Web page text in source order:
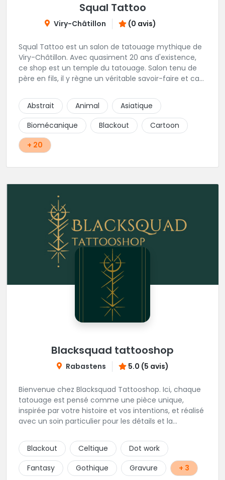
Squal Tattoo
Viry-Châtillon (0 avis)
Squal Tattoo est un salon de tatouage mythique de
Viry-Châtillon. Avec quasiment 20 ans d'existence,
ce shop est un temple du tatouage. Salon tenu de
père en fils, il y règne un véritable savoir-faire et ca
réalisés par les tatoueurs du shop. N'hésitez-plus,
Squal Tattoo est un véritable institution du tatouage
!!
Abstrait Animal
Asiatique
Biomécanique
Blackout
Cartoon
+ 20
Blacksquad tattooshop
Rabastens 5.0 (5 avis)
Bienvenue chez Blacksquad Tattooshop. Ici, chaque
tatouage est pensé comme une pièce unique,
inspirée par votre histoire et vos intentions, et réalisé
avec un soin particulier pour les détails et la
talentueux, capables de travailler une large gamme
de styles, pour vous offrir des créations aussi variées
que chargées de sens. Tout au long de l’année, nous
accueillons également des guests venus d’horizons
Blackout Celtique
Dot work
Fantasy
Gothique Gravure + 3